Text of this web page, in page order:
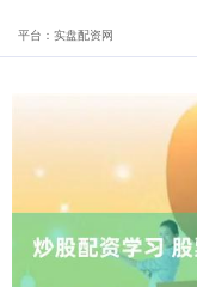
平台：实盘配资网